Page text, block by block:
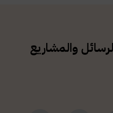
والمشاريع